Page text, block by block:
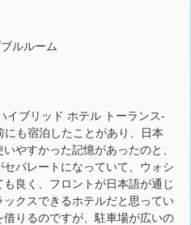
ルルーム
イブリッド ホテル トーランス-
も宿泊したことがあり、日本
やすかった記憶があったのと、
パレートになっていて、ウォシ
良く、フロントが日本語が通じ
クスできるホテルだと思ってい
りるのですが、駐車場が広いの